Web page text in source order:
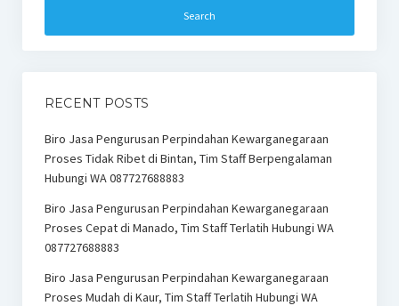
RECENT POSTS
Biro Jasa Pengurusan Perpindahan Kewarganegaraan
Proses Tidak Ribet di Bintan, Tim Staff Berpengalaman
Hubungi WA 087727688883
Biro Jasa Pengurusan Perpindahan Kewarganegaraan
Proses Cepat di Manado, Tim Staff Terlatih Hubungi WA
087727688883
Biro Jasa Pengurusan Perpindahan Kewarganegaraan
Proses Mudah di Kaur, Tim Staff Terlatih Hubungi WA